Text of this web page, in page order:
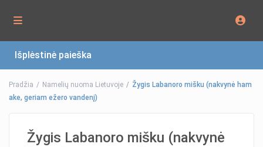
Išplėstinė paieška
Pradžia Namelių nuoma Lietuvoje
Žygis Labanoro mišku (nakvynė ham
ake, geriam ežero vandenį)
Žygis Labanoro mišku (nakvynė